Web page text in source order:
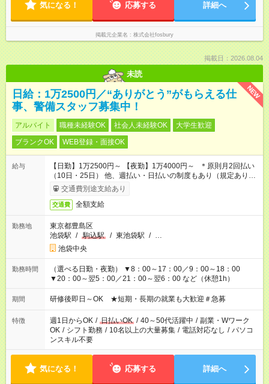
気になる！ 応募する 詳細へ
掲載元企業名 株式会社fosbury
掲載日：2026.08.04
未読
NEW
日給：1万2500円／“ありがとう”がもらえる仕
事、警備スタッフ募集中！
アルバイト 職種未経験OK 社会人未経験OK
大学生歓迎
ブランクOK
WEB登録・面接OK
給与
【日勤】1万2500円～ 【夜勤】1万4000円～ ＊原則月2回払い
（10日・25日） 他、週払い・日払いの制度もあり（規定あり）
＃日収1万円以上
交通費別途支給あり
交通費 全額支給
勤務地
東京都豊島区
池袋駅 / 駒込駅 / 東池袋駅 / …
池袋中央
勤務時間
（選べる日勤・夜勤） ▼8：00～17：00／9：00～18：00
▼20：00～翌5：00／21：00～翌6：00 など（休憩1h）
期間 研修後即日～OK ★短期・長期の就業も大歓迎＃急募
特徴 週1日からOK / 日払いOK / 40～50代活躍中 / 副業・Wワーク
OK / シフト勤務 / 10名以上の大量募集 / 電話対応なし / パソコ
ンスキル不要
気になる！ 応募する 詳細へ